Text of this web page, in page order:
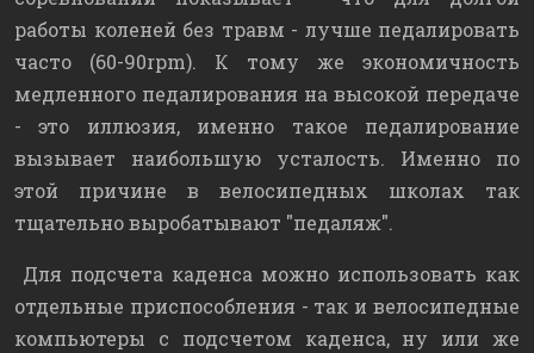
работы коленей без травм - лучше педалировать
часто (60-90rpm). К тому же экономичность
медленного педалирования на высокой передаче
- это иллюзия, именно такое педалирование
вызывает наибольшую усталость. Именно по
этой причине в велосипедных школах так
тщательно выробатывают "педаляж".
Для подсчета каденса можно использовать как
отдельные приспособления - так и велосипедные
компьютеры с подсчетом каденса, ну или же